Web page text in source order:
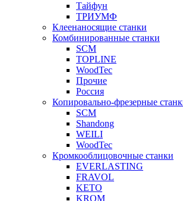
Тайфун
ТРИУМФ
Клеенаносящие станки
Комбинированные станки
SCM
TOPLINE
WoodTec
Прочие
Россия
Копировально-фрезерные
SCM
Shandong
WEILI
WoodTec
Кромкооблицовочные станки
EVERLASTING
FRAVOL
KETO
KROM